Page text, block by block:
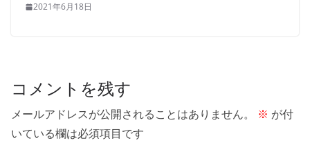
2021年6月18日
コメントを残す
メールアドレスが公開されることはありません。 ※ が付
いている欄は必須項目です